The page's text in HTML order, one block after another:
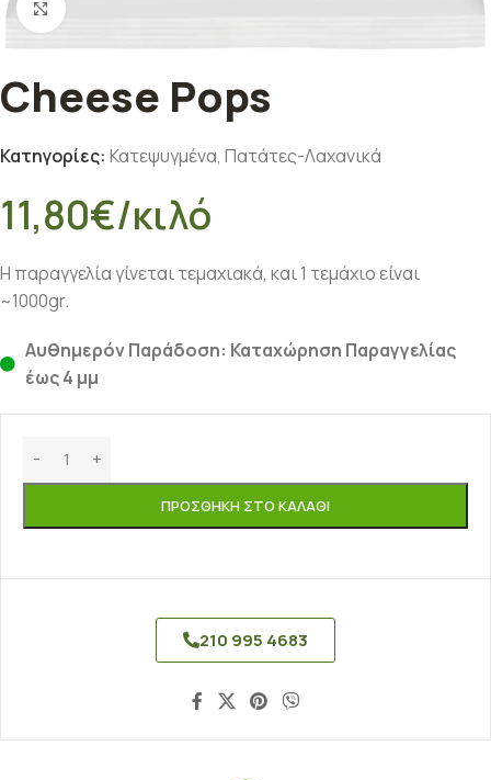
Κλικ για μεγέθυνση
Cheese Pops
Κατηγορίες: Κατεψυγμένα, Πατάτες-Λαχανικά
11,80€/κιλό
Η παραγγελία γίνεται τεμαχιακά, και 1 τεμάχιο είναι
~1000gr.
Αυθημερόν Παράδοση: Καταχώρηση Παραγγελίας
έως 4 μμ
ΠΡΟΣΘΉΚΗ ΣΤΟ ΚΑΛΆΘΙ
210 995 4683